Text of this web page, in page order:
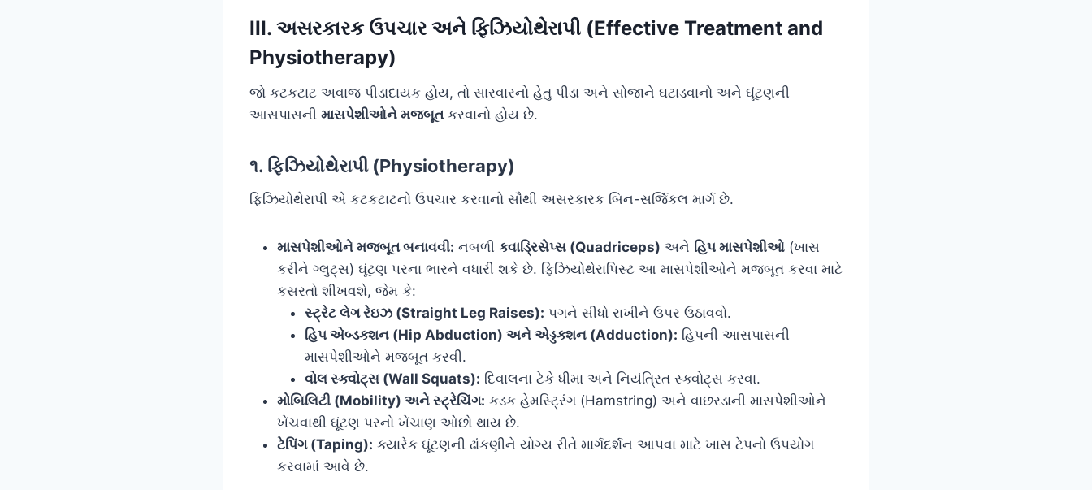
III. અસરકારક ઉપચાર અને ફિઝિયોથેરાપી (Effective Treatment and
Physiotherapy)
જો કટકટાટ અવાજ પીડાદાયક હોય, તો સારવારનો હેતુ પીડા અને સોજાને ઘટાડવાનો અને ઘૂંટણની
આસપાસની માસપેશીઓને મજબૂતકરવાનો હોય છે.
૧. ફિઝિયોથેરાપી (Physiotherapy)
ફિઝિયોથેરાપી એ કટકટાટનો ઉપચાર કરવાનો સૌથી અસરકારક બિન-સર્જિકલ માર્ગ છે.
માસપેશીઓને મજબૂત બનાવવી: નબળી ક્વાડ્રિસેપ્સ (Quadriceps) અને હિપ માસપેશીઓ (ખાસ
કરીને ગ્લુટ્સ) ઘૂંટણ પરના ભારને વધારી શકે છે. ફિઝિયોથેરાપિસ્ટ આ માસપેશીઓને મજબૂત કરવા માટે
કસરતો શીખવશે, જેમ કે:
સ્ટ્રેટ લેગ રેઇઝ (Straight Leg Raises): પગને સીધો રાખીને ઉપર ઉઠાવવો.
હિપ એબ્ડક્શન (Hip Abduction) અને એડ્ડક્શન (Adduction): હિપની આસપાસની
માસપેશીઓને મજબૂત કરવી.
વોલ સ્ક્વોટ્સ (Wall Squats): દિવાલના ટેકે ધીમા અને નિયંત્રિત સ્ક્વોટ્સ કરવા.
મોબિલિટી (Mobility) અને સ્ટ્રેચિંગ: કડક હેમસ્ટ્રિંગ (Hamstring) અને વાછરડાની માસપેશીઓને
ખેંચવાથી ઘૂંટણ પરનો ખેંચાણ ઓછો થાય છે.
ટેપિંગ (Taping): ક્યારેક ઘૂંટણની ઢાંકણીને યોગ્ય રીતે માર્ગદર્શન આપવા માટે ખાસ ટેપનો ઉપયોગ
કરવામાં આવે છે.